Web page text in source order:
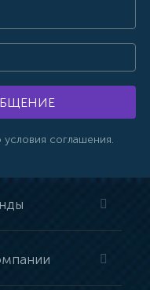
соглашения.